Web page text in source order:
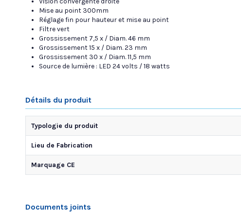
Mise au point 300mm
Réglage fin pour hauteur et mise au point
Filtre vert
Grossissement 7,5 x / Diam. 46 mm
Grossissement 15 x / Diam. 23 mm
Grossissement 30 x / Diam. 11,5 mm
Source de lumière : LED 24 volts / 18 watts
Détails du produit
Typologie du produit
Lieu de Fabrication
Marquage CE
Documents joints